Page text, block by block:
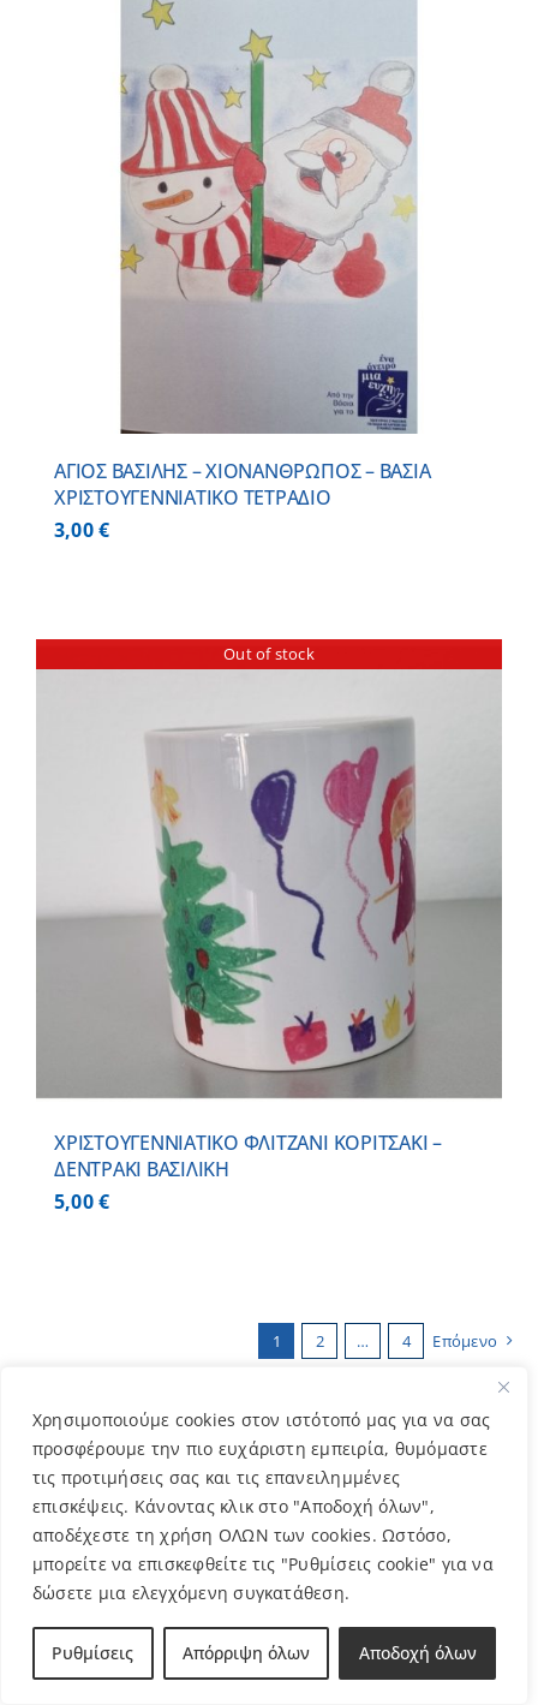
Χρησιμοποιούμε cookies στον ιστότοπό μας για να σας
προσφέρουμε την πιο ευχάριστη εμπειρία, θυμόμαστε
τις προτιμήσεις σας και τις επανειλημμένες
επισκέψεις. Κάνοντας κλικ στο "Αποδοχή όλων",
αποδέχεστε τη χρήση ΟΛΩΝ των cookies. Ωστόσο,
μπορείτε να επισκεφθείτε τις "Ρυθμίσεις cookie" για να
δώσετε μια ελεγχόμενη συγκατάθεση.
Ρυθμίσεις Απόρριψη όλων Αποδοχή όλων
ΑΓΙΟΣ ΒΑΣΙΛΗΣ – ΧΙΟΝΑΝΘΡΩΠΟΣ – ΒΑΣΙΑ
ΧΡΙΣΤΟΥΓΕΝΝΙΑΤΙΚΟ ΤΕΤΡΑΔΙΟ
3,00€
Out of stock
ΧΡΙΣΤΟΥΓΕΝΝΙΑΤΙΚΟ ΦΛΙΤΖΑΝΙ ΚΟΡΙΤΣΑΚΙ –
ΔΕΝΤΡΑΚΙ ΒΑΣΙΛΙΚΗ
5,00€
1 2 … 4 Επόμενο
Κατηγορίες
Βιβλία (3)
Βραχιολάκια(13)